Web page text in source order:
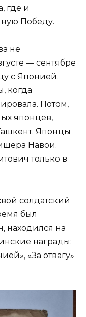
где и
Победу.
не
— сентябре
с Японией.
когда
Потом,
японцев,
Японцы
Навои.
только в
солдатский
был
находился на
награды:
«За отвагу»